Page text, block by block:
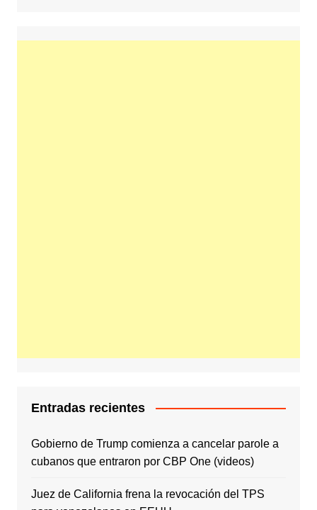
Entradas recientes
Gobierno de Trump comienza a cancelar parole a
cubanos que entraron por CBP One (videos)
Juez de California frena la revocación del TPS